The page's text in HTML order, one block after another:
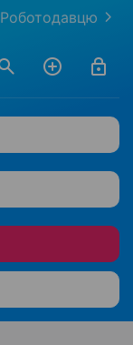
Роботодавцю